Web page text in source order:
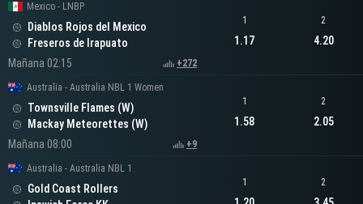
Mexico - LNBP
Diablos Rojos del Mexico
Freseros de Irapuato
Mañana 02:15
+272
1
1.17
2
4.20
Australia - Australia NBL 1 Women
Townsville Flames (W)
Mackay Meteorettes (W)
Mañana 08:00
+9
1
1.58
2
2.05
Australia - Australia NBL 1
Gold Coast Rollers
1 2